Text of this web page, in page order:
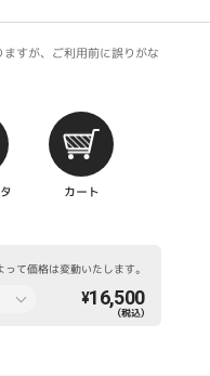
すが、ご利用前に誤りがな
カート
て価格は変動いたします。
¥16,500
（税込）